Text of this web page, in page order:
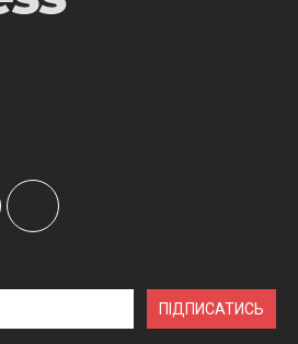
ПІДПИСАТИСЬ